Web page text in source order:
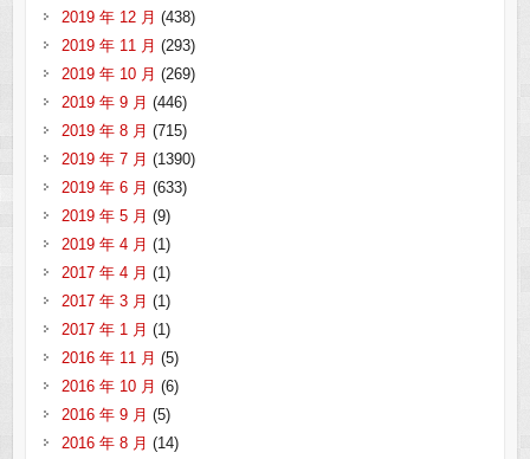
2019 年 12 月 (438)
2019 年 11 月 (293)
2019 年 10 月 (269)
2019 年 9 月 (446)
2019 年 8 月 (715)
2019 年 7 月 (1390)
2019 年 6 月 (633)
2019 年 5 月 (9)
2019 年 4 月 (1)
2017 年 4 月 (1)
2017 年 3 月 (1)
2017 年 1 月 (1)
2016 年 11 月 (5)
2016 年 10 月 (6)
2016 年 9 月 (5)
2016 年 8 月 (14)